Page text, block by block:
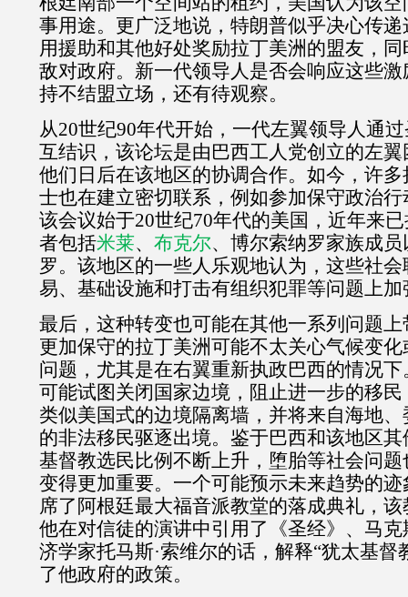
事用途。更广泛地说，特朗普似乎决心传
用援助和其他好处奖励拉丁美洲的盟友，
敌对政府。新一代领导人是否会响应这些
持不结盟立场，还有待观察。
从20世纪90年代开始，一代左翼领导人通
互结识，该论坛是由巴西工人党创立的左
他们日后在该地区的协调合作。如今，许
士也在建立密切联系，例如参加保守政治行
该会议始于20世纪70年代的美国，近年来
者包括米莱、 布克尔、博尔索纳罗家族成
罗。该地区的一些人乐观地认为，这些社
易、基础设施和打击有组织犯罪等问题上加
最后，这种转变也可能在其他一系列问题
更加保守的拉丁美洲可能不太关心气候变
问题，尤其是在右翼重新执政巴西的情况
可能试图关闭国家边境，阻止进一步的移
类似美国式的边境隔离墙，并将来自海地
的非法移民驱逐出境。鉴于巴西和该地区
基督教选民比例不断上升，堕胎等社会问
变得更加重要。一个可能预示未来趋势的迹
席了阿根廷最大福音派教堂的落成典礼，
他在对信徒的演讲中引用了《圣经》、马克
济学家托马斯·索维尔的话，解释“犹太基督
了他政府的政策。